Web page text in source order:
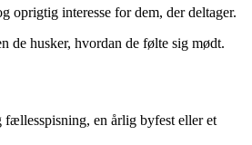
oprigtig interesse for dem, der deltager.
de husker, hvordan de følte sig mødt.
fællesspisning, en årlig byfest eller et